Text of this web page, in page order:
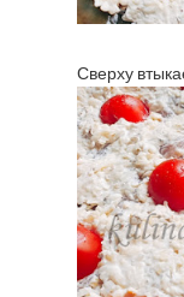
Сверху